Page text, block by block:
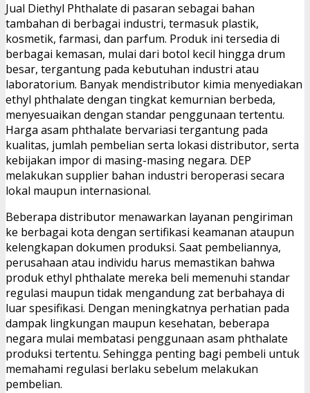
Jual Diethyl Phthalate di pasaran sebagai bahan
tambahan di berbagai industri, termasuk plastik,
kosmetik, farmasi, dan parfum. Produk ini tersedia di
berbagai kemasan, mulai dari botol kecil hingga drum
besar, tergantung pada kebutuhan industri atau
laboratorium. Banyak mendistributor kimia menyediakan
ethyl phthalate dengan tingkat kemurnian berbeda,
menyesuaikan dengan standar penggunaan tertentu.
Harga asam phthalate bervariasi tergantung pada
kualitas, jumlah pembelian serta lokasi distributor, serta
kebijakan impor di masing-masing negara. DEP
melakukan supplier bahan industri beroperasi secara
lokal maupun internasional.
Beberapa distributor menawarkan layanan pengiriman
ke berbagai kota dengan sertifikasi keamanan ataupun
kelengkapan dokumen produksi. Saat pembeliannya,
perusahaan atau individu harus memastikan bahwa
produk ethyl phthalate mereka beli memenuhi standar
regulasi maupun tidak mengandung zat berbahaya di
luar spesifikasi. Dengan meningkatnya perhatian pada
dampak lingkungan maupun kesehatan, beberapa
negara mulai membatasi penggunaan asam phthalate
produksi tertentu. Sehingga penting bagi pembeli untuk
memahami regulasi berlaku sebelum melakukan
pembelian.